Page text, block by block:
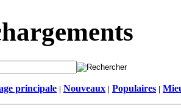
principale | Nouveaux | Populaires |